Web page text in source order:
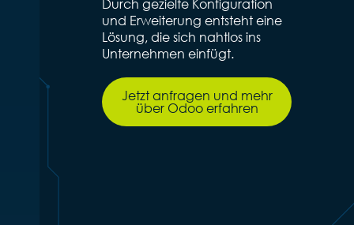
Durch gezielte Konfiguration
und Erweiterung entsteht eine
Lösung, die sich nahtlos ins
Unternehmen einfügt.
Jetzt anfragen und mehr
über Odoo erfahren